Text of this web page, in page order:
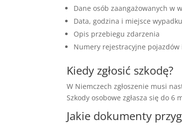
Dane osób zaangażowanych w
Data, godzina i miejsce wypadku
Opis przebiegu zdarzenia
Numery rejestracyjne
Kiedy zgłosić szkodę?
W Niemczech zgłoszenie musi
Szkody osobowe zgłasza się do 6
Jakie dokumenty